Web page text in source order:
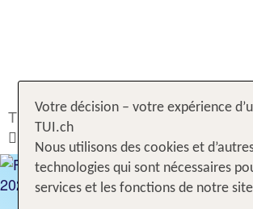
TUI.ch Rechercher & Réserver
Espagne
Fuerteventura
Votre décision – votre expérience
TUI.ch
Nous utilisons des cookies et
technologies qui sont nécessaires
services et les fonctions de notre